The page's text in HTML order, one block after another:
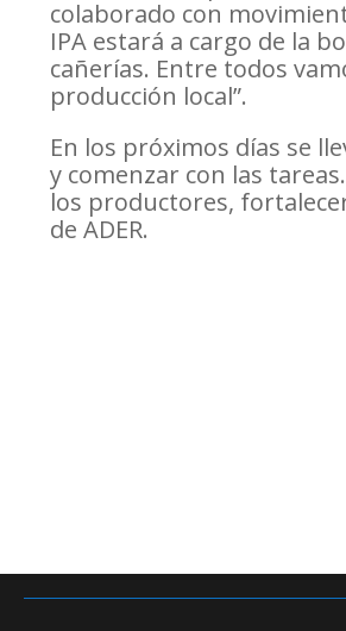
colaborado con
IPA estará a cargo de la
cañerías. Entre todos
producción local”.
En los próximos días se
y comenzar con las
los productores,
de ADER.